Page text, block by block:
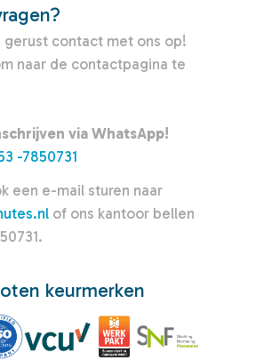
gerust contact met ons op!
naar de contactpagina te
via WhatsApp!
-7850731
een e-mail sturen naar
of ons kantoor bellen
keurmerken